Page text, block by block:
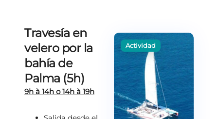
Travesía en
velero por la
bahía de
Palma (5h)
9h à 14h o 14h à 19h